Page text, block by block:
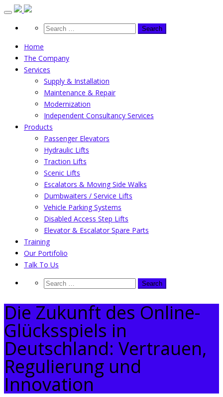
Skip
content
Home
The Company
Services
Supply & Installation
Maintenance & Repair
Modernization
Independent Consultancy Services
Products
Passenger Elevators
Hydraulic Lifts
Traction Lifts
Scenic Lifts
Escalators & Moving Side Walks
Dumbwaiters / Service Lifts
Vehicle Parking Systems
Disabled Access Step Lifts
Elevator & Escalator Spare Parts
Training
Our Portifolio
Talk To Us
Die Zukunft des Online-
Glücksspiels in
Deutschland: Vertrauen,
Regulierung und
Innovation